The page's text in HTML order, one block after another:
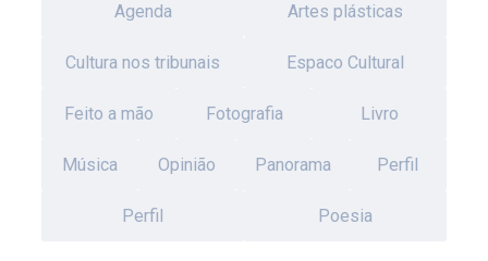
Agenda Artes plásticas
Cultura nos tribunais Espaco Cultural
Feito a mão Fotografia Livro
Música Opinião Panorama Perfil
Perfil Poesia